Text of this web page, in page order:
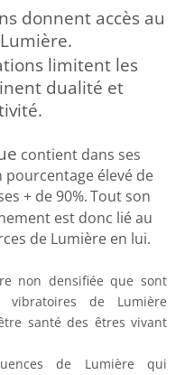
donnent accès au
limitent les
dualité et
contient dans ses
élevé de
+ de 90%.Tout son
est donc lié au
de Lumière en lui.
non densifiée que sont
vibratoires de Lumière
santé des êtres vivant
de Lumière qui